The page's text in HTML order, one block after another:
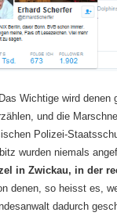
Das Wichtige wird denen
und die
Polizei-
wurden niemals
in Zwickau, in der
denen, so heisst es,
dadurch